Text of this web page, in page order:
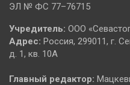
ЭЛ № ФС 77–76715
Учредитель: ООО
Адрес: Россия, 299011, г.
д. 1, кв. 10А
Главный редактор: